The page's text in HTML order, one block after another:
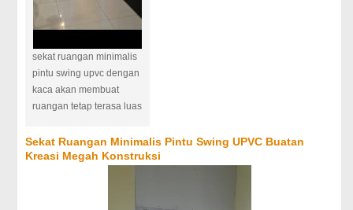
sekat ruangan minimalis
pintu swing upvc dengan
kaca akan membuat
ruangan tetap terasa luas
Sekat Ruangan Minimalis Pintu Swing UPVC Buatan
Kreasi Megah Konstruksi